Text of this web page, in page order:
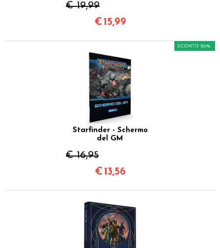
€ 19,99
€ 15,99
Starfinder - Schermo
del GM
€ 16,95
SCONTO 20%
€ 13,56